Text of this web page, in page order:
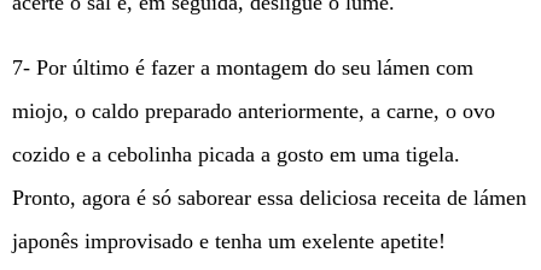
7- Por último é fazer a montagem do seu lámen com
miojo, o caldo preparado anteriormente, a carne, o ovo
cozido e a cebolinha picada a gosto em uma tigela.
Pronto, agora é só saborear essa deliciosa receita de lámen
japonês improvisado e tenha um exelente apetite!